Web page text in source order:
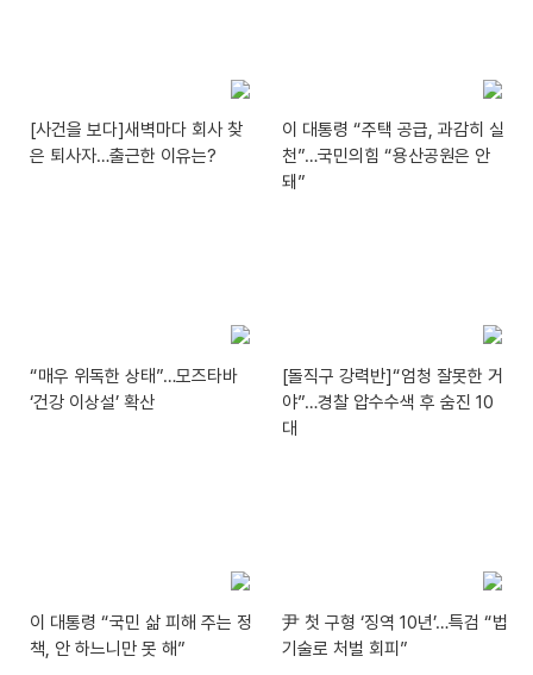
[사건을 보다]새벽마다 회사 찾
은 퇴사자…출근한 이유는?
이 대통령 “주택 공급, 과감히 실
천”…국민의힘 “용산공원은 안
돼”
“매우 위독한 상태”…모즈타바
‘건강 이상설’ 확산
[돌직구 강력반]“엄청 잘못한 거
야”…경찰 압수수색 후 숨진 10
대
이 대통령 “국민 삶 피해 주는 정
책, 안 하느니만 못 해”
尹 첫 구형 ‘징역 10년’…특검 “법
기술로 처벌 회피”